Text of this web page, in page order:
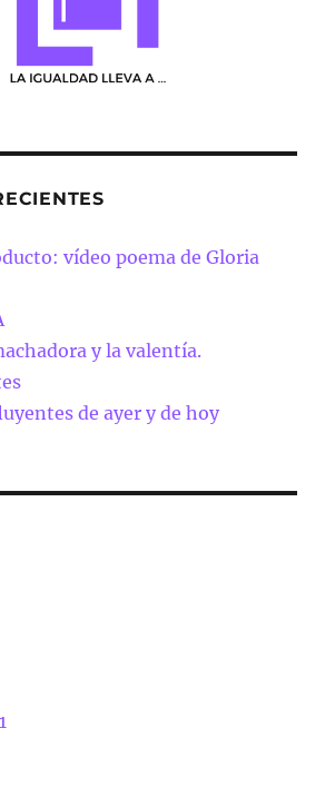
vídeo poema de Gloria
y la valentía.
de ayer y de hoy